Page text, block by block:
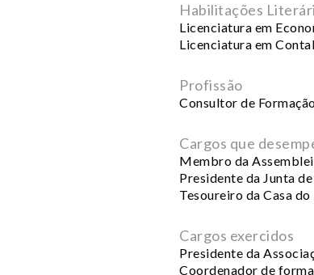
Habilitações
Licenciatura em
Licenciatura em
Profissão
Consultor de
Cargos que
Membro da
Presidente da Junta
Tesoureiro da Casa
Cargos exercidos
Presidente da
Coordenador de